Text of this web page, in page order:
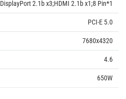
DisplayPort 2.1b x3;HDMI 2.1b x1;8 Pin*1
PCI-E 5.0
7680x4320
4.6
650W